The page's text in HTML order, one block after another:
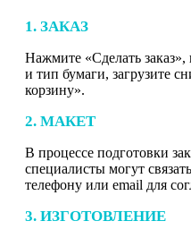
1. ЗАКАЗ
Нажмите «Сделать
и тип бумаги, загрузите
корзину».
2. МАКЕТ
В процессе подготовки
специалисты могут
телефону или email для
3. ИЗГОТОВЛЕНИЕ